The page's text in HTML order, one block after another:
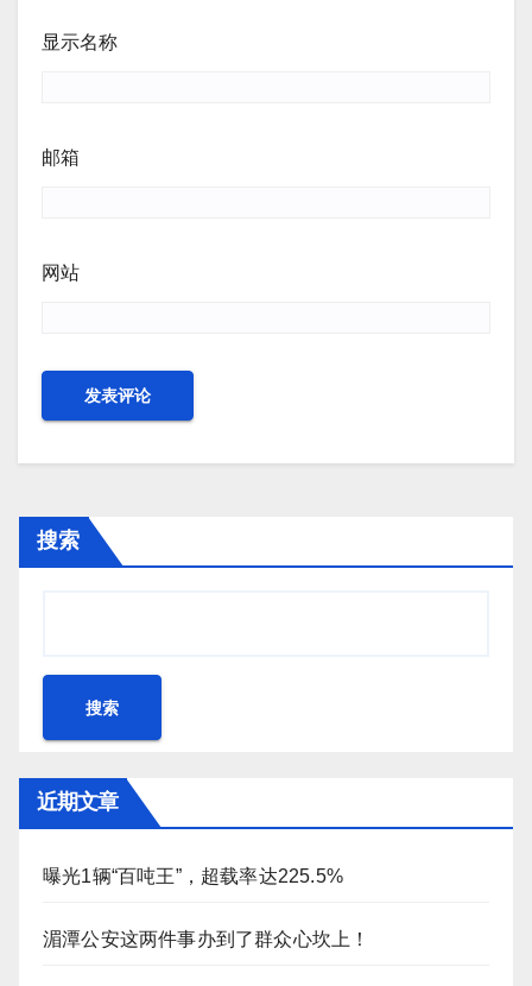
显示名称
邮箱
网站
搜索
搜索
近期文章
曝光1辆“百吨王”，超载率达225.5%
湄潭公安这两件事办到了群众心坎上！